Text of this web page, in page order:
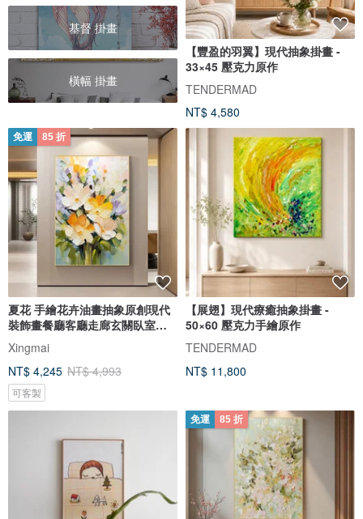
基督 掛畫
橫幅 掛畫
【豐盈的羽翼】現代抽象掛畫 -
33×45 壓克力原作
TENDERMAD
NT$ 4,580
免運 85 折
夏花 手繪花卉油畫抽象原創現代
裝飾畫餐廳客廳走廊玄關臥室掛
畫
Xingmai
NT$ 4,245 NT$ 4,993
可客製
【展翅】現代療癒抽象掛畫 -
50×60 壓克力手繪原作
TENDERMAD
NT$ 11,800
免運 85 折